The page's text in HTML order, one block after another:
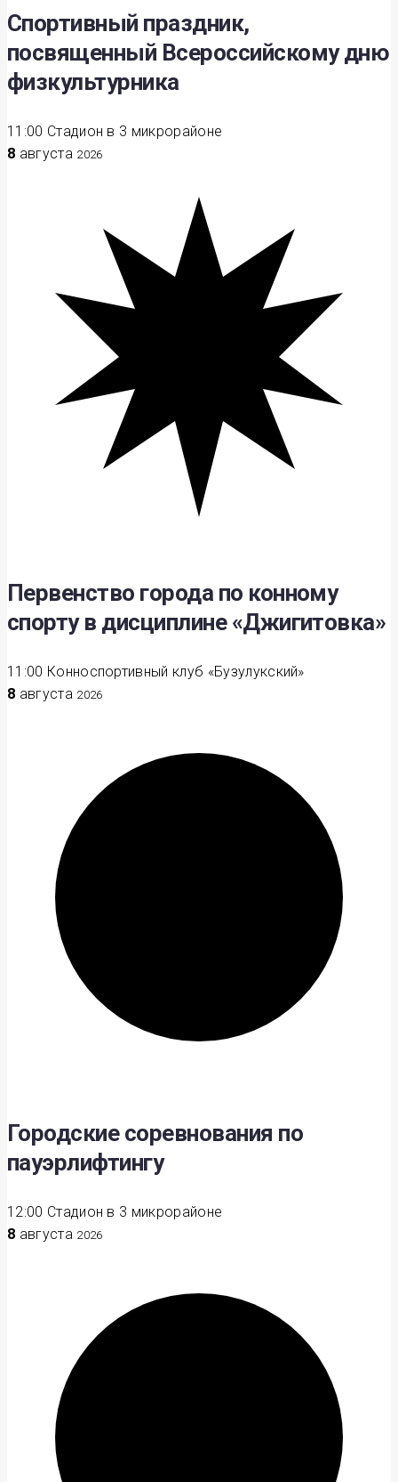
Спортивный праздник,
посвященный Всероссийскому дню
физкультурника
11:00 Стадион в 3 микрорайоне
8 августа 2026
Первенство города по конному
спорту в дисциплине «Джигитовка»
11:00 Конноспортивный клуб «Бузулукский»
8 августа 2026
Городские соревнования по
пауэрлифтингу
12:00 Стадион в 3 микрорайоне
8 августа 2026